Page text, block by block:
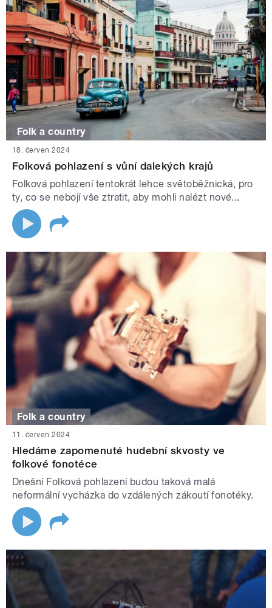
Folk a country
18. červen 2024
Folková pohlazení s vůní dalekých krajů
Folková pohlazení tentokrát lehce světoběžnická, pro
ty, co se nebojí vše ztratit, aby mohli nalézt nové...
Folk a country
11. červen 2024
Hledáme zapomenuté hudební skvosty ve
folkové fonotéce
Dnešní Folková pohlazení budou taková malá
neformální vycházka do vzdálených zákoutí fonotéky.